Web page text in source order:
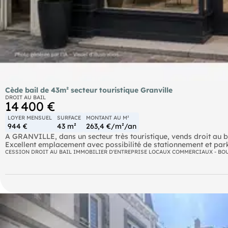
Cède bail de 43m² secteur touristique Granville
DROIT AU BAIL
14 400 €
LOYER MENSUEL
944 €
SURFACE
43 m²
MONTANT AU M²
263,4 €/m²/an
A GRANVILLE, dans un secteur très touristique, vends droit au
Excellent emplacement avec possibilité de stationnement et
Charmant magasin d’une surface de 34 m² + réserve et
Prix net vendeur de 12 000 € + 20 % TTC (16,67 % HT)
Les informations sur les risques auxquels ce bien est exposé
CESSION DROIT AU BAIL IMMOBILIER D'ENTREPRISE LOCAUX COMMERCIAUX -